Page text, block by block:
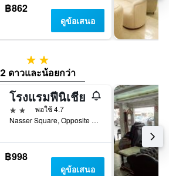
฿862
ดูข้อเสนอ
2 ดาว
2 ดาวและน้อยกว่า
โรงแรมฟีนิเชีย
2 ดาว
พอใช้ 4.7
Nasser Square, Opposite Baniyas Metro Station, ดูไบ, สหรัฐอาหรับเอมิเรตส์
฿998
ดูข้อเสนอ